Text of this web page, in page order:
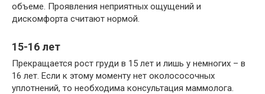
объеме. Проявления неприятных ощущений и
дискомфорта считают нормой.
15-16 лет
Прекращается рост груди в 15 лет и лишь у немногих – в
16 лет. Если к этому моменту нет околососочных
уплотнений, то необходима консультация маммолога.